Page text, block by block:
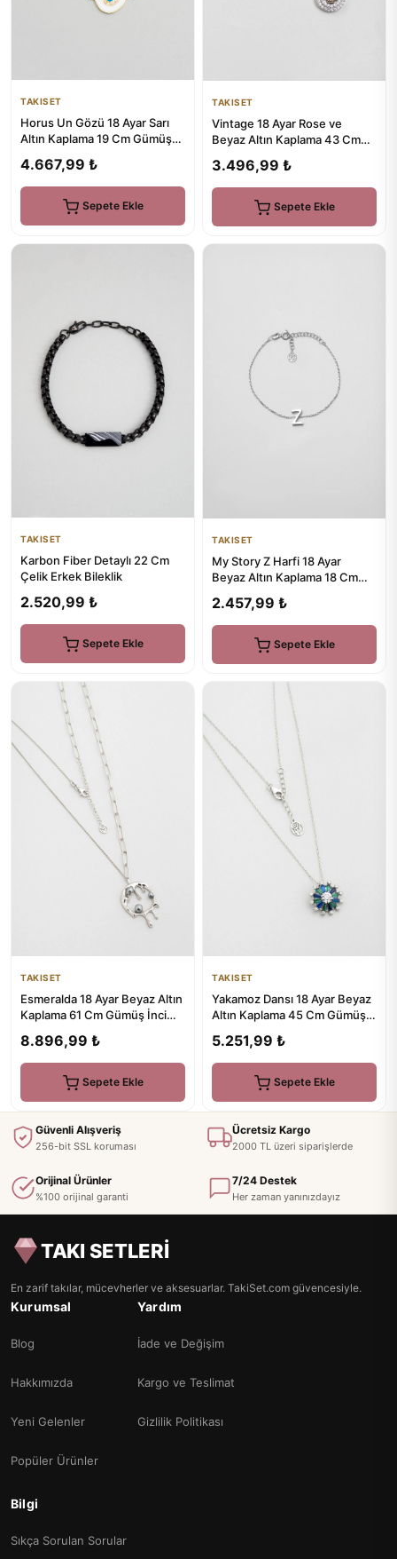
TAKISET
Horus Un Gözü 18 Ayar Sarı
Altın Kaplama 19 Cm Gümüş
4.667,99 ₺
Sepete Ekle
TAKISET
Vintage 18 Ayar Rose ve
Beyaz Altın Kaplama 43 Cm
3.496,99 ₺
Sepete Ekle
TAKISET
Karbon Fiber Detaylı 22 Cm
Çelik Erkek Bileklik
2.520,99 ₺
Sepete Ekle
TAKISET
My Story Z Harfi 18 Ayar
Beyaz Altın Kaplama 18 Cm
2.457,99 ₺
Sepete Ekle
TAKISET
Esmeralda 18 Ayar Beyaz Altın
Kaplama 61 Cm Gümüş İnci
8.896,99 ₺
Sepete Ekle
TAKISET
Yakamoz Dansı 18 Ayar Beyaz
Altın Kaplama 45 Cm Gümüş
5.251,99 ₺
Sepete Ekle
Güvenli Alışveriş
256-bit SSL koruması
Ücretsiz Kargo
2000 TL üzeri siparişlerde
Orijinal Ürünler
%100 orijinal garanti
7/24 Destek
Her zaman yanınızdayız
TAKI SETLERİ
En zarif takılar, mücevherler ve aksesuarlar. TakiSet.com güvencesiyle.
Kurumsal
Blog
Hakkımızda
Yeni Gelenler
Popüler Ürünler
Yardım
İade ve Değişim
Kargo ve Teslimat
Gizlilik Politikası
Bilgi
Sıkça Sorulan Sorular